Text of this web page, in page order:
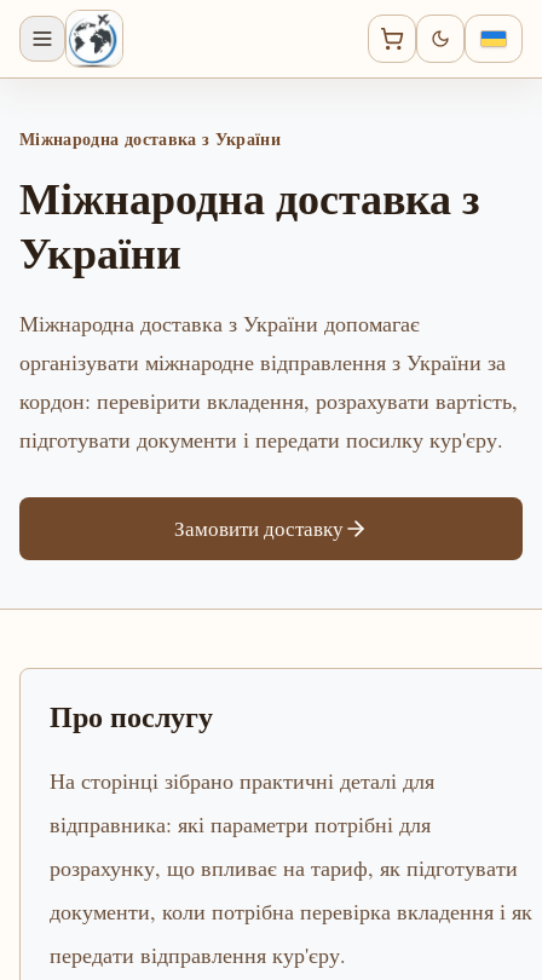
Міжнародна доставка з України
Міжнародна доставка з
України
Міжнародна доставка з України допомагає
організувати міжнародне відправлення з України за
кордон: перевірити вкладення, розрахувати вартість,
підготувати документи і передати посилку кур'єру.
Замовити доставку
Про послугу
На сторінці зібрано практичні деталі для
відправника: які параметри потрібні для
розрахунку, що впливає на тариф, як підготувати
документи, коли потрібна перевірка вкладення і як
передати відправлення кур'єру.